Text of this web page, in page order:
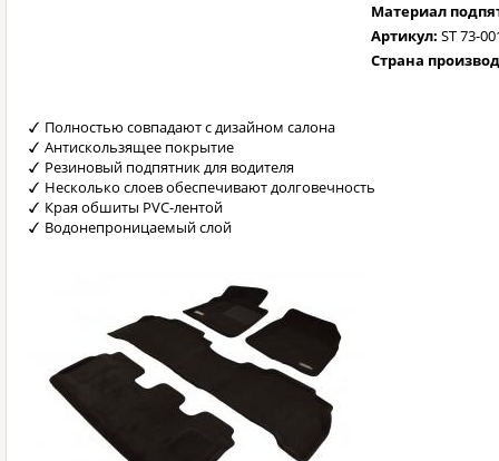
Материал
Артикул:ST 73-
Страна
Полностью совпадают с дизайном салона
Антискользящее покрытие
Резиновый подпятник для водителя
Несколько слоев обеспечивают долговечность
Края обшиты PVC-лентой
Водонепроницаемый слой